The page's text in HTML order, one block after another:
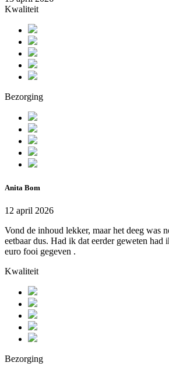
Kwaliteit
Bezorging
Anita Bom
12 april 2026
Vond de inhoud lekker, maar het deeg was
eetbaar dus. Had ik dat eerder geweten had
euro fooi gegeven .
Kwaliteit
Bezorging